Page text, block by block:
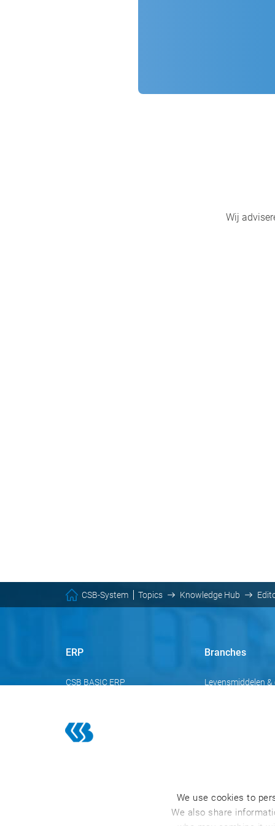
We use cookies to
We also share
Wij
CSB-System Topics Knowledge Hub
ERP
CSB BASIC ERP
CSB INDUSTRY ERP
Branches
Levensmiddelen